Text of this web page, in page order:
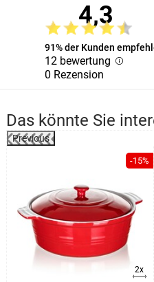
4,3
91% der Kunden
12 bewertung
0 Rezension
Das könnte Sie
Previous
-15%
2x